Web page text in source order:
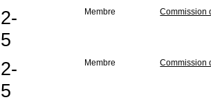
Membre Commission
Membre Commission